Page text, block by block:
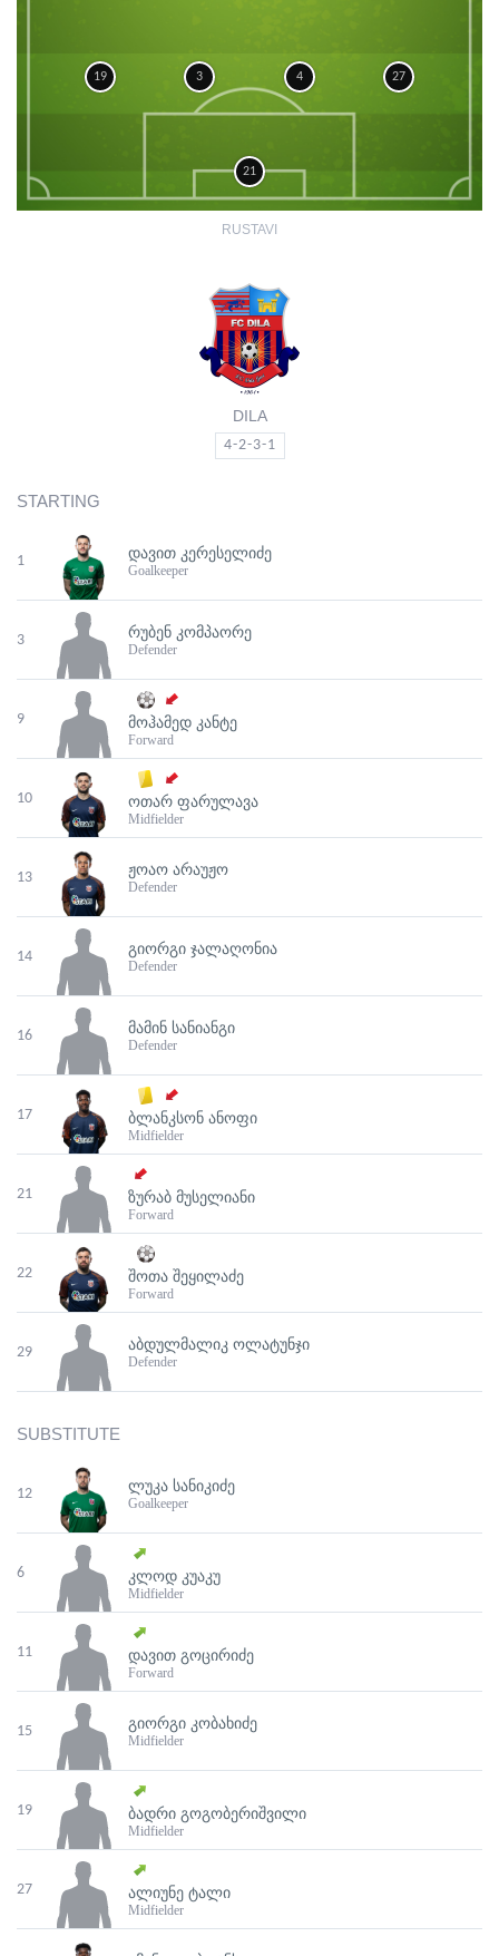
DILA
4-2-3-1
STARTING
1 ᲓᲐᲕᲘᲗ ᲙᲔᲠᲔᲡᲔᲚᲘᲫᲔ
Goalkeeper
3 ᲠᲣᲑᲔᲜ ᲙᲝᲛᲞᲐᲝᲠᲔ
Defender
9 ᲛᲝᲰᲐᲛᲔᲓ ᲙᲐᲜᲢᲔ
Forward
10 ᲝᲗᲐᲠ ᲤᲐᲠᲣᲚᲐᲕᲐ
Midfielder
13 ᲟᲝᲐᲝ ᲐᲠᲐᲣᲟᲝ
Defender
14 ᲒᲘᲝᲠᲒᲘ ᲯᲐᲚᲐᲦᲝᲜᲘᲐ
Defender
16 ᲛᲐᲛᲘᲜ ᲡᲐᲜᲘᲐᲜᲒᲘ
Defender
17 ᲑᲚᲐᲜᲙᲡᲝᲜ ᲐᲜᲝᲤᲘ
Midfielder
21 ᲖᲣᲠᲐᲑ ᲛᲣᲡᲔᲚᲘᲐᲜᲘ
Forward
22 ᲨᲝᲗᲐ ᲨᲔᲧᲘᲚᲐᲫᲔ
Forward
29 ᲐᲑᲓᲣᲚᲛᲐᲚᲘᲙ ᲝᲚᲐᲢᲣᲜᲯᲘ
Defender
SUBSTITUTE
12 ᲚᲣᲙᲐ ᲡᲐᲜᲘᲙᲘᲫᲔ
Goalkeeper
6 ᲙᲚᲝᲓ ᲙᲣᲐᲙᲣ
Midfielder
11 ᲓᲐᲕᲘᲗ ᲒᲝᲪᲘᲠᲘᲫᲔ
Forward
15 ᲒᲘᲝᲠᲒᲘ ᲙᲝᲑᲐᲮᲘᲫᲔ
Midfielder
19 ᲑᲐᲓᲠᲘ ᲒᲝᲒᲝᲑᲔᲠᲘᲨᲕᲘᲚᲘ
Midfielder
27 ᲐᲚᲘᲣᲜᲔ ᲢᲐᲚᲘ
Midfielder
21
27
4
3
19
RUSTAVI